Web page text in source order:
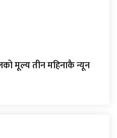
मूल्य तीन महिनाकै न्यून